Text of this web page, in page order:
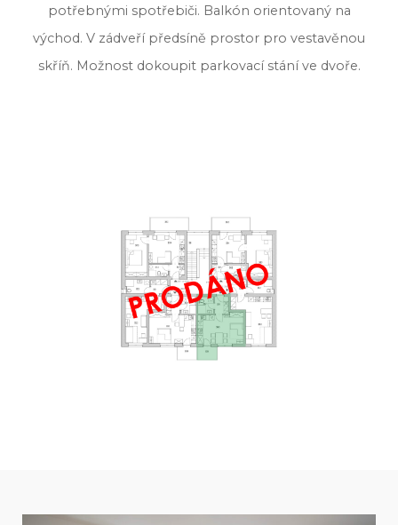
potřebnými spotřebiči. Balkón orientovaný na
východ. V zádveří předsíně prostor pro vestavěnou
skříň. Možnost dokoupit parkovací stání ve dvoře.